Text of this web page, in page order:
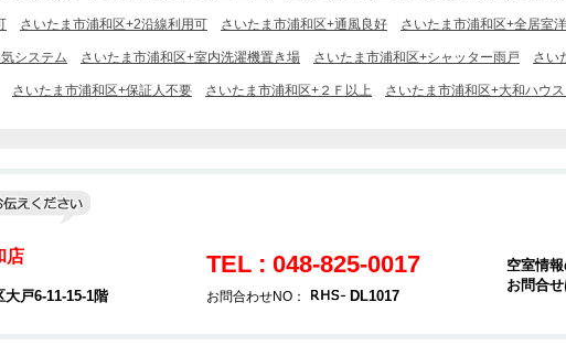
さいたま市浦和区+2沿線利用可 さいたま市浦和区+通風良好 さいたま市浦和区+全居室
システム さいたま市浦和区+室内洗濯機置き場 さいたま市浦和区+シャッター雨戸 さい
さいたま市浦和区+保証人不要 さいたま市浦和区+２Ｆ以上 さいたま市浦和区+大和ハウス
店
戸6-11-15-1階
TEL : 048-825-0017
お問合わせNO： DL1017
空室情
お問合